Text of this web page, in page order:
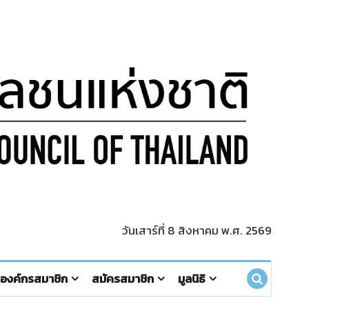
วันเสาร์ที่ 8 สิงหาคม พ.ศ. 2569
องค์กรสมาชิก สมัครสมาชิก มูลนิธิ